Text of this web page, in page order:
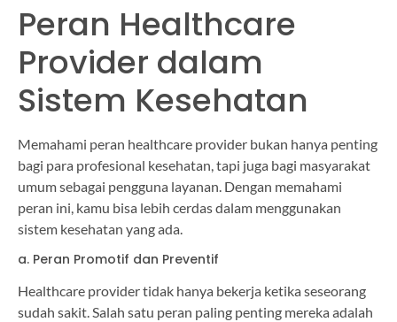
Peran Healthcare
Provider dalam
Sistem Kesehatan
Memahami peran healthcare provider bukan hanya penting
bagi para profesional kesehatan, tapi juga bagi masyarakat
umum sebagai pengguna layanan. Dengan memahami
peran ini, kamu bisa lebih cerdas dalam menggunakan
sistem kesehatan yang ada.
a. Peran Promotif dan Preventif
Healthcare provider tidak hanya bekerja ketika seseorang
sudah sakit. Salah satu peran paling penting mereka adalah